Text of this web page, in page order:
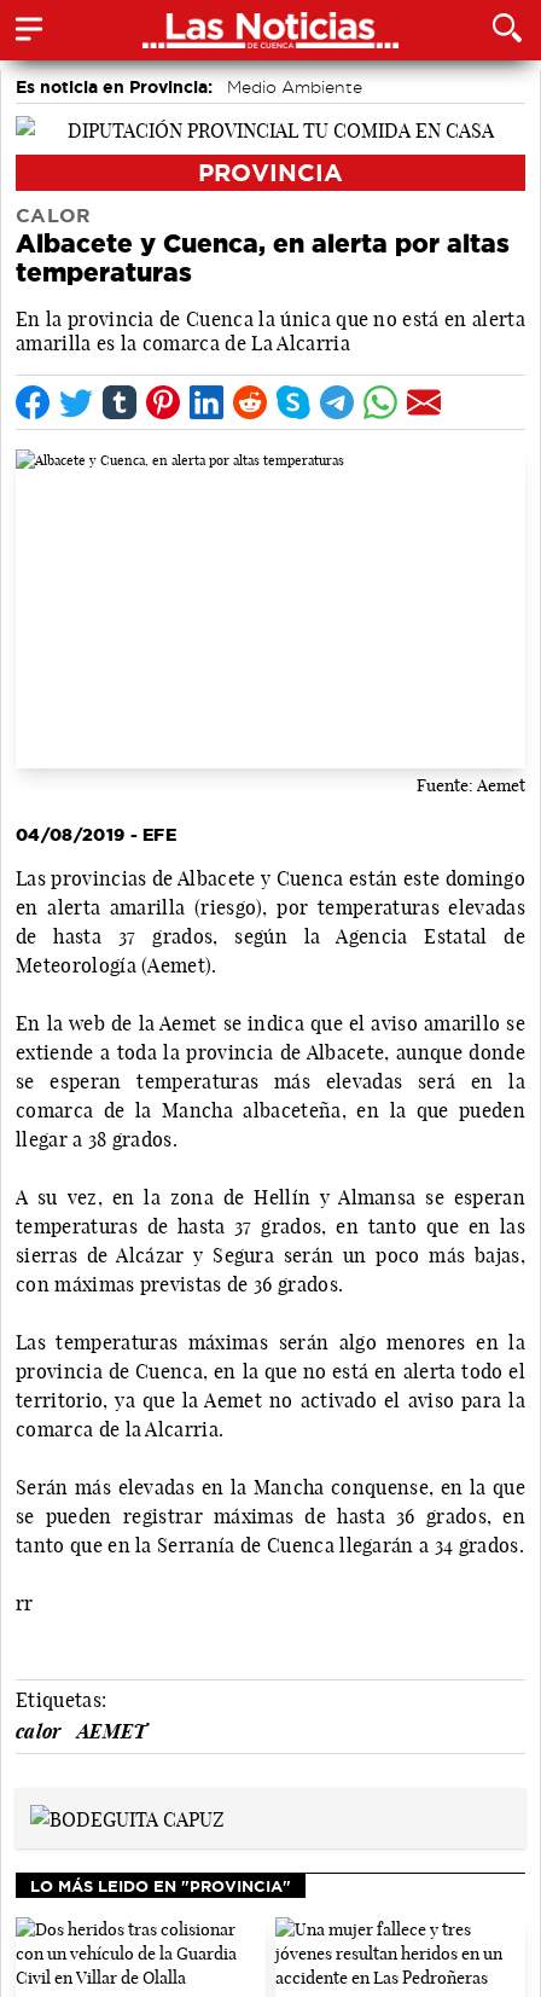
Es noticia en Provincia:
Medio Ambiente
accidentes laborales
PROVINCIA
CALOR
Albacete y Cuenca, en alerta por altas
temperaturas
En la provincia de Cuenca la única que no está en alerta
amarilla es la comarca de La Alcarria
Fuente: Aemet
04/08/2019 - EFE
Las provincias de Albacete y Cuenca están este domingo
en alerta amarilla (riesgo), por temperaturas elevadas
de hasta 37 grados, según la Agencia Estatal de
Meteorología (Aemet).
En la web de la Aemet se indica que el aviso amarillo se
extiende a toda la provincia de Albacete, aunque donde
se esperan temperaturas más elevadas será en la
comarca de la Mancha albaceteña, en la que pueden
llegar a 38 grados.
A su vez, en la zona de Hellín y Almansa se esperan
temperaturas de hasta 37 grados, en tanto que en las
sierras de Alcázar y Segura serán un poco más bajas,
con máximas previstas de 36 grados.
Las temperaturas máximas serán algo menores en la
provincia de Cuenca, en la que no está en alerta todo el
territorio, ya que la Aemet no activado el aviso para la
comarca de la Alcarria.
Serán más elevadas en la Mancha conquense, en la que
se pueden registrar máximas de hasta 36 grados, en
tanto que en la Serranía de Cuenca llegarán a 34 grados.
rr
Etiquetas:
calor
AEMET
LO MÁS LEIDO EN "PROVINCIA"